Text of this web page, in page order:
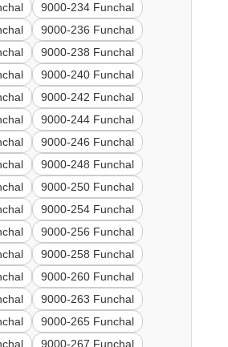
9000-234 Funchal
9000-236 Funchal
9000-238 Funchal
9000-240 Funchal
9000-242 Funchal
9000-244 Funchal
9000-246 Funchal
9000-248 Funchal
9000-250 Funchal
9000-254 Funchal
9000-256 Funchal
9000-258 Funchal
9000-260 Funchal
9000-263 Funchal
9000-265 Funchal
9000-267 Funchal